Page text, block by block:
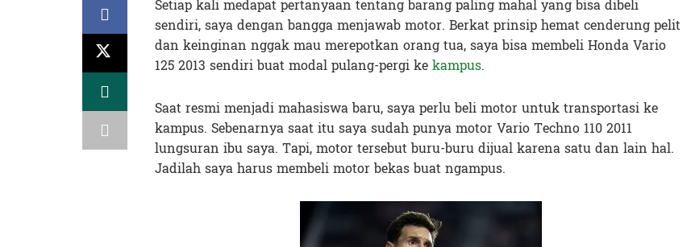
Setiap kali medapat pertanyaan tentang barang paling mahal yang bisa dibeli
sendiri, saya dengan bangga menjawab motor. Berkat prinsip hemat cenderung pelit
dan keinginan nggak mau merepotkan orang tua, saya bisa membeli Honda Vario
125 2013 sendiri buat modal pulang-pergi kekampus.
Saat resmi menjadi mahasiswa baru, saya perlu beli motor untuk transportasi ke
kampus. Sebenarnya saat itu saya sudah punya motor Vario Techno 110 2011
lungsuran ibu saya. Tapi, motor tersebut buru-buru dijual karena satu dan lain hal.
Jadilah saya harus membeli motor bekas buat ngampus.